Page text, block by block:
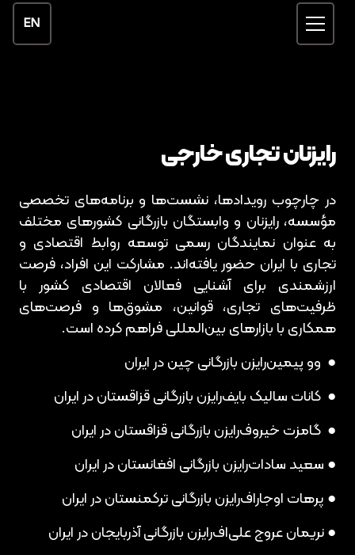
EN
رایزنان تجاری خارجی
در چارچوب رویدادها، نشست‌ها و برنامه‌های تخصصی
مؤسسه، رایزنان و وابستگان بازرگانی کشورهای مختلف
به عنوان نمایندگان رسمی توسعه روابط اقتصادی و
تجاری با ایران حضور یافته‌اند. مشارکت این افراد، فرصت
ارزشمندی برای آشنایی فعالان اقتصادی کشور با
ظرفیت‌های تجاری، قوانین، مشوق‌ها و فرصت‌های
همکاری با بازارهای بین‌المللی فراهم کرده است.
● وو پیمینرایزن بازرگانی چین در ایران
● کانات سالیک بایفرایزن بازرگانی قزاقستان در ایران
● گامزت خیروفرایزن بازرگانی قزاقستان در ایران
● سعید ساداترایزن بازرگانی افغانستان در ایران
● پرهات اوجارافرایزن بازرگانی ترکمنستان در ایران
● نریمان عروج علی‌افرایزن بازرگانی آذربایجان در ایران